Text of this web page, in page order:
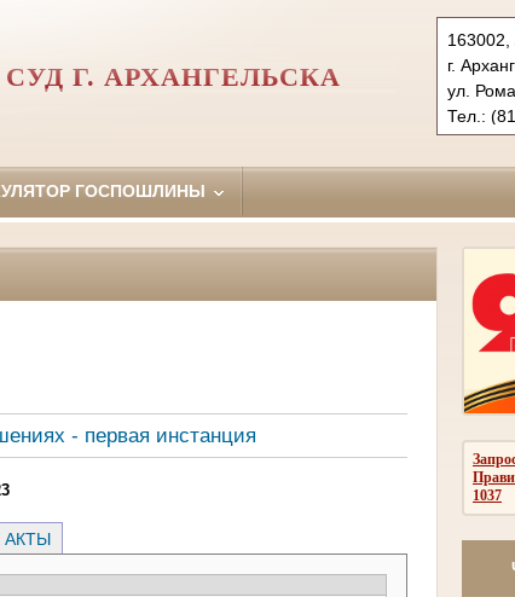
163002,
г.
ул.
Тел.:
Г. АРХАНГЕЛЬСКА
ГОСПОШЛИНЫ
1037
- первая инстанция
АКТЫ